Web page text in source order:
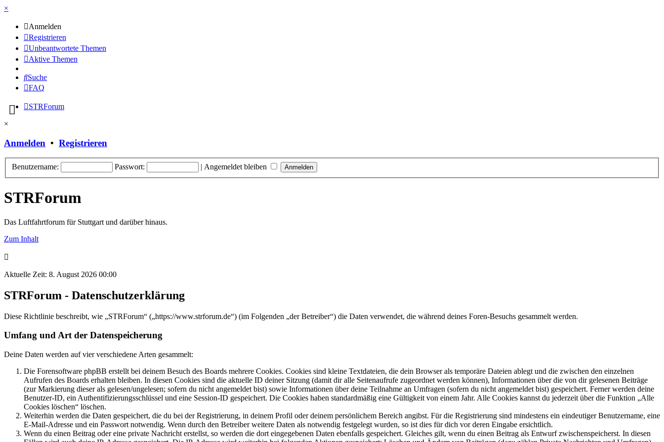
×
Anmelden
Registrieren
Unbeantwortete Themen
Aktive Themen
Suche
FAQ
STRForum
×
Anmelden • Registrieren
Benutzername: Passwort: | Angemeldet bleiben
STRForum
Das Luftfahrtforum für Stuttgart und darüber hinaus.
Zum Inhalt
Aktuelle Zeit: 8. August 2026 00:00
STRForum - Datenschutzerklärung
Diese Richtlinie beschreibt, wie „STRForum“ („https://www.strforum.de“) (im Folgenden „der Betreiber“) die Daten verwendet, die während deines Foren-Besuchs gesammelt werden.
Umfang und Art der Datenspeicherung
Deine Daten werden auf vier verschiedene Arten gesammelt:
Die Forensoftware phpBB erstellt bei deinem Besuch des Boards mehrere Cookies. Cookies sind kleine Textdateien, die dein Browser als temporäre Dateien ablegt und die zwischen den einzelnen
Aufrufen des Boards erhalten bleiben. In diesen Cookies sind die aktuelle ID deiner Sitzung (damit dir alle Seitenaufrufe zugeordnet werden können), Informationen über die von dir gelesenen Beiträge
(zur Markierung dieser als gelesen/ungelesen; sofern du nicht angemeldet bist) sowie Informationen über deine Teilnahme an Umfragen (sofern du nicht angemeldet bist) gespeichert. Ferner werden deine
Benutzer-ID, ein Authentifizierungsschlüssel und eine Session-ID gespeichert. Die Cookies haben standardmäßig eine Gültigkeit von einem Jahr. Alle Cookies kannst du jederzeit über die Funktion „Alle
Cookies löschen“ löschen.
Weiterhin werden die Daten gespeichert, die du bei der Registrierung, in deinem Profil oder deinem persönlichem Bereich angibst. Für die Registrierung sind mindestens ein eindeutiger Benutzername, eine
E-Mail-Adresse und ein Passwort notwendig. Wenn durch den Betreiber weitere Daten als notwendig festgelegt wurden, so ist dies für dich vor deren Eingabe ersichtlich.
Wenn du einen Beitrag oder eine private Nachricht erstellst, so werden die dort eingegebenen Daten ebenfalls gespeichert. Gleiches gilt, wenn du einen Beitrag als Entwurf zwischenspeicherst. In diesen